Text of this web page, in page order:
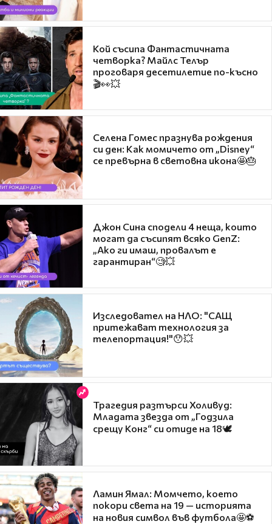
Кой съсипа Фантастичната
четворка? Майлс Телър
проговаря десетилетие по-късно
🎬👀💥
Селена Гомес празнува рождения
си ден: Как момичето от „Disney“
се превърна в световна икона🤩🎂
Джон Сина сподели 4 неща, които
могат да съсипят всяко GenZ:
„Ако ги имаш, провалът е
гарантиран“🧐💥
Изследовател на НЛО: "САЩ
притежават технология за
телепортация!"😯💥
Трагедия разтърси Холивуд:
Младата звезда от „Годзила
срещу Конг“ си отиде на 18🕊️
Ламин Ямал: Момчето, което
покори света на 19 — историята
на новия символ във футбола🤩⚽